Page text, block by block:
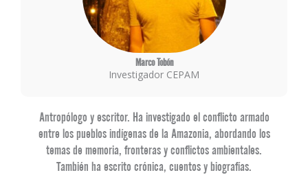
Marco Tobón
Investigador CEPAM
Antropólogo y escritor. Ha investigado el conflicto armado
entre los pueblos indígenas de la Amazonia, abordando los
temas de memoria, fronteras y conflictos ambientales.
También ha escrito crónica, cuentos y biografías.